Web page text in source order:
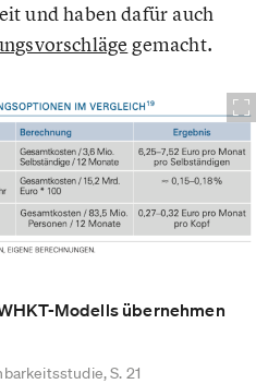
und haben dafür auch
gemacht.
Modells übernehmen
S. 21